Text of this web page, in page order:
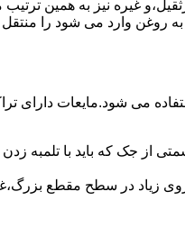
غیره نیز به همین
روغن وارد می شود را
می شود.مایعات
جک که باید با تلمبه
زیاد در سطح مقطع